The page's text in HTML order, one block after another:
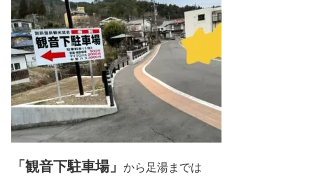
「観音下駐車場」 から足湯までは